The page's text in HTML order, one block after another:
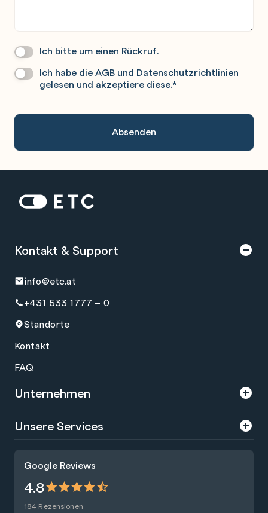
Wir
Sie
Ich bitte um einen Rückruf.
Datenschutz*
Ich habe dieAGB und Datenschutzrichtlinien
gelesen und akzeptiere diese.*
Startseite: ETC
Google Reviews
4.8
184 Rezensionen
Kontakt & Support
info@etc.at
+431 533 1777 – 0
Standorte
Kontakt
FAQ
Unternehmen
Über uns
Presse
Nachhaltigkeit
Blog
Unsere Services